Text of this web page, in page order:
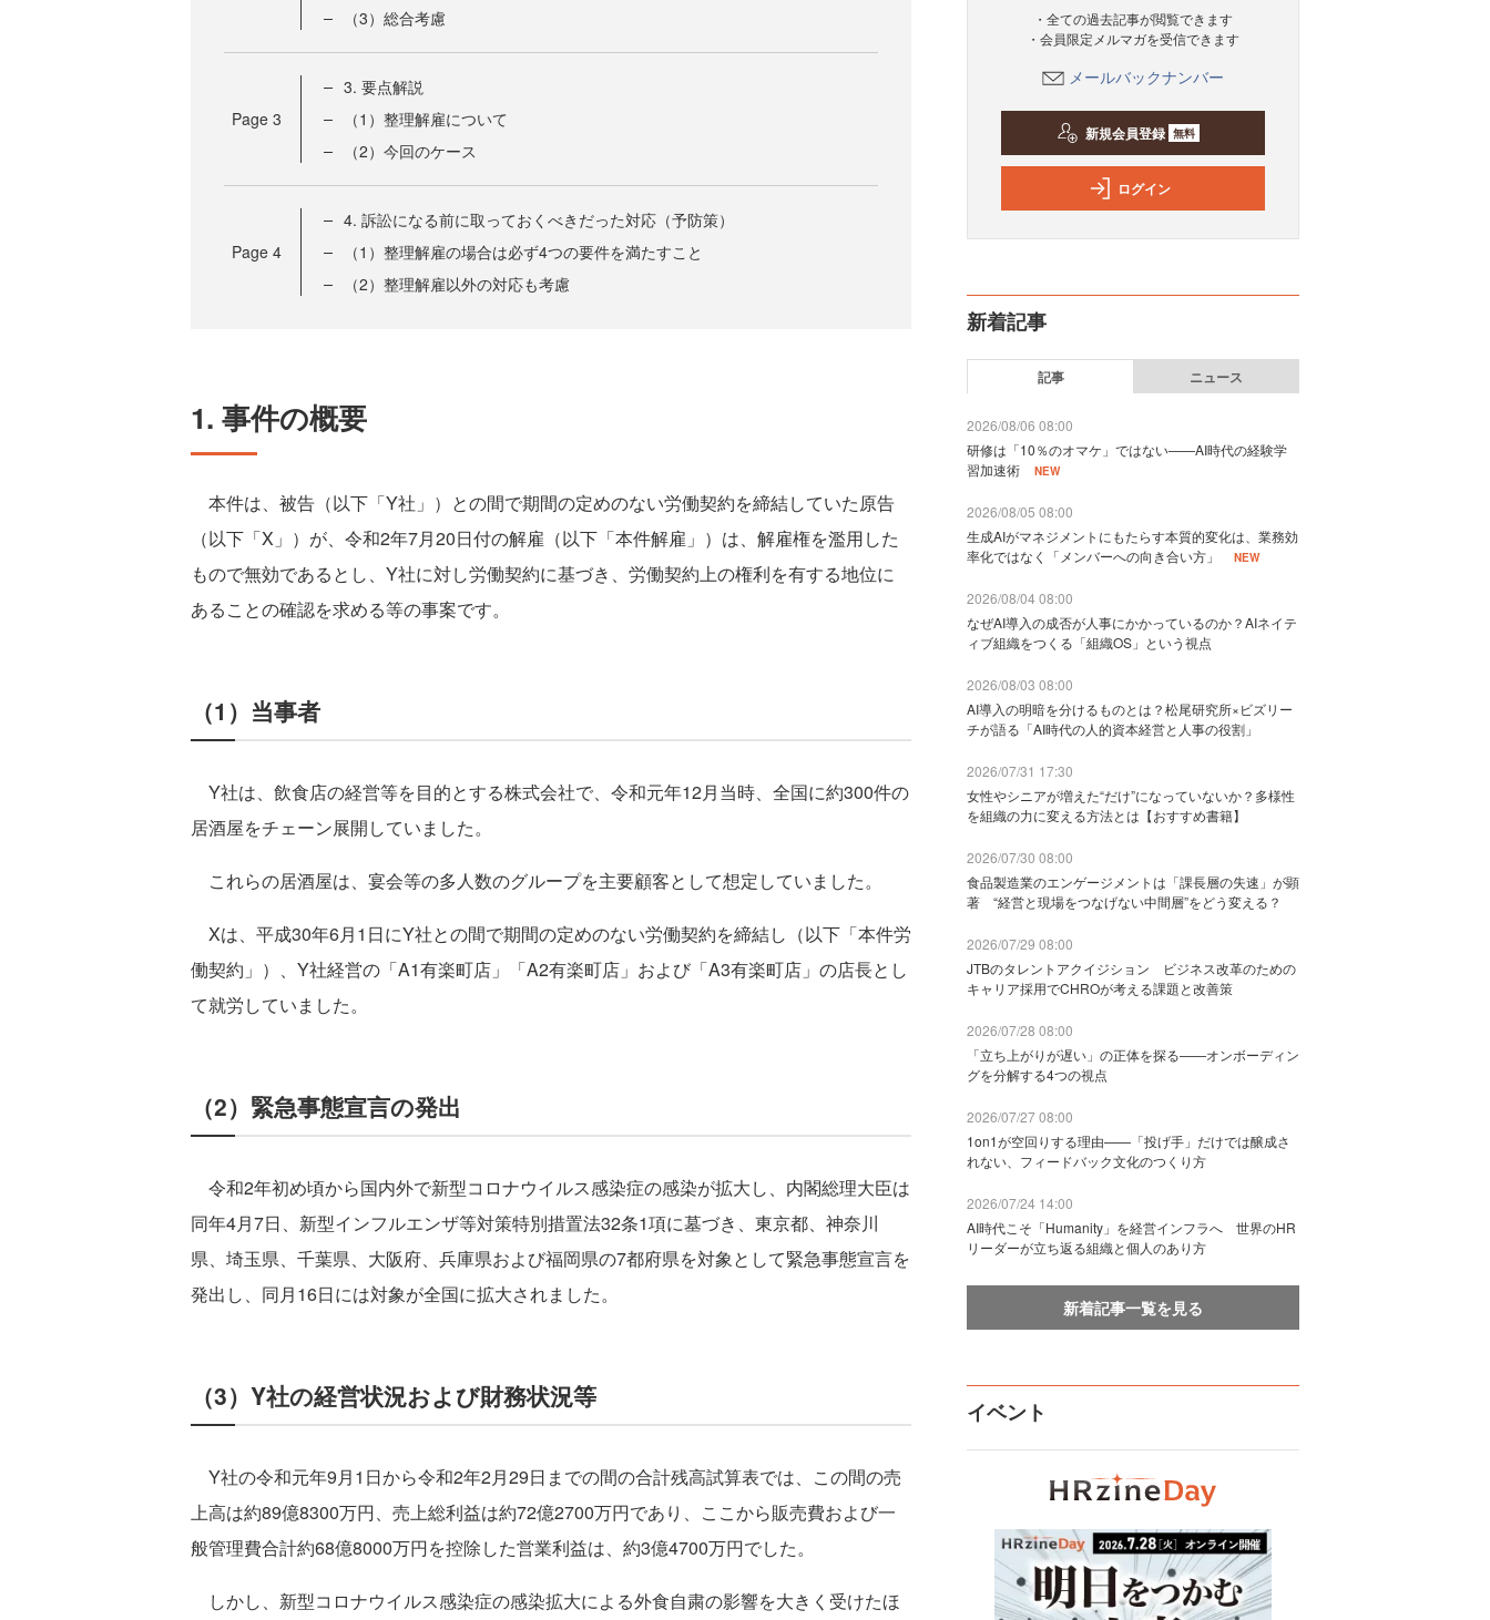
（3）総合考慮
Page 3
3. 要点解説
（1）整理解雇について
（2）今回のケース
Page 4
4. 訴訟になる前に取っておくべきだった対応（予防策）
（1）整理解雇の場合は必ず4つの要件を満たすこと
（2）整理解雇以外の対応も考慮
1. 事件の概要
本件は、被告（以下「Y社」）との間で期間の定めのない労働契約を締結していた原告
（以下「X」）が、令和2年7月20日付の解雇（以下「本件解雇」）は、解雇権を濫用した
もので無効であるとし、Y社に対し労働契約に基づき、労働契約上の権利を有する地位に
あることの確認を求める等の事案です。
（1）当事者
Y社は、飲食店の経営等を目的とする株式会社で、令和元年12月当時、全国に約300件の
居酒屋をチェーン展開していました。
これらの居酒屋は、宴会等の多人数のグループを主要顧客として想定していました。
Xは、平成30年6月1日にY社との間で期間の定めのない労働契約を締結し（以下「本件労
働契約」）、Y社経営の「A1有楽町店」「A2有楽町店」および「A3有楽町店」の店長とし
て就労していました。
（2）緊急事態宣言の発出
令和2年初め頃から国内外で新型コロナウイルス感染症の感染が拡大し、内閣総理大臣は
同年4月7日、新型インフルエンザ等対策特別措置法32条1項に墓づき、東京都、神奈川
県、埼玉県、千葉県、大阪府、兵庫県および福岡県の7都府県を対象として緊急事態宣言を
発出し、同月16日には対象が全国に拡大されました。
（3）Y社の経営状況および財務状況等
Y社の令和元年9月1日から令和2年2月29日までの間の合計残高試算表では、この間の売
上高は約89億8300万円、売上総利益は約72億2700万円であり、ここから販売費および一
般管理費合計約68億8000万円を控除した営業利益は、約3億4700万円でした。
しかし、新型コロナウイルス感染症の感染拡大による外食自粛の影響を大きく受けたほ
・全ての過去記事が閲覧できます
・会員限定メルマガを受信できます
メールバックナンバー
新規会員登録 無料
ログイン
新着記事
記事 ニュース
2026/08/06 08:00
研修は「10％のオマケ」ではない——AI時代の経験学
習加速術
NEW
2026/08/05 08:00
生成AIがマネジメントにもたらす本質的変化は、業務効
率化ではなく「メンバーへの向き合い方」
NEW
2026/08/04 08:00
なぜAI導入の成否が人事にかかっているのか？AIネイテ
ィブ組織をつくる「組織OS」という視点
2026/08/03 08:00
AI導入の明暗を分けるものとは？松尾研究所×ビズリー
チが語る「AI時代の人的資本経営と人事の役割」
2026/07/31 17:30
女性やシニアが増えた“だけ”になっていないか？多様性
を組織の力に変える方法とは【おすすめ書籍】
2026/07/30 08:00
食品製造業のエンゲージメントは「課長層の失速」が顕
著 “経営と現場をつなげない中間層”をどう変える？
2026/07/29 08:00
JTBのタレントアクイジション ビジネス改革のための
キャリア採用でCHROが考える課題と改善策
2026/07/28 08:00
「立ち上がりが遅い」の正体を探る——オンボーディン
グを分解する4つの視点
2026/07/27 08:00
1on1が空回りする理由——「投げ手」だけでは醸成さ
れない、フィードバック文化のつくり方
2026/07/24 14:00
AI時代こそ「Humanity」を経営インフラへ 世界のHR
リーダーが立ち返る組織と個人のあり方
新着記事一覧を見る
イベント